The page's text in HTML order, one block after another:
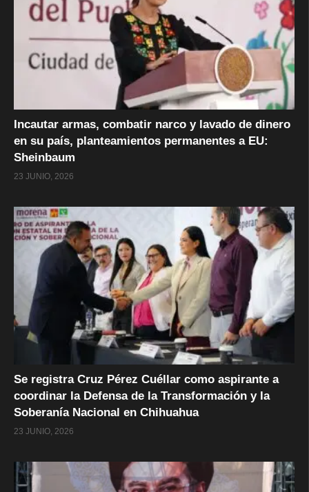
Incautar armas, combatir narco y lavado de dinero
en su país, planteamientos permanentes a EU:
Sheinbaum
23 JUNIO, 2026
Se registra Cruz Pérez Cuéllar como aspirante a
coordinar la Defensa de la Transformación y la
Soberanía Nacional en Chihuahua
23 JUNIO, 2026